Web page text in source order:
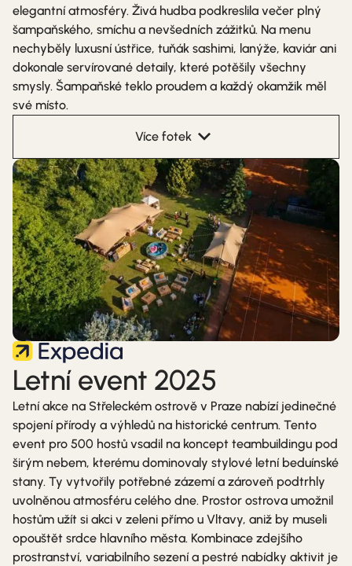
elegantní atmosféry. Živá hudba podkreslila večer plný
šampaňského, smíchu a nevšedních zážitků. Na menu
nechyběly luxusní ústřice, tuňák sashimi, lanýže, kaviár ani
dokonale servírované detaily, které potěšily všechny
smysly. Šampaňské teklo proudem a každý okamžik měl
své místo.
Více fotek
Letní event 2025
Letní akce na Střeleckém ostrově v Praze nabízí jedinečné
spojení přírody a výhledů na historické centrum. Tento
event pro 500 hostů vsadil na koncept teambuildingu pod
širým nebem, kterému dominovaly stylové letní beduínské
stany. Ty vytvořily potřebné zázemí a zároveň podtrhly
uvolněnou atmosféru celého dne. Prostor ostrova umožnil
hostům užít si akci v zeleni přímo u Vltavy, aniž by museli
opouštět srdce hlavního města. Kombinace zdejšího
prostranství, variabilního sezení a pestré nabídky aktivit je